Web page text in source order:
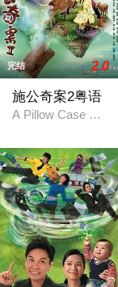
完结 2.0
施公奇案2粤语
A Pillow Case of